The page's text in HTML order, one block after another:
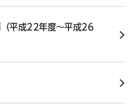
（平成22年度～平成26